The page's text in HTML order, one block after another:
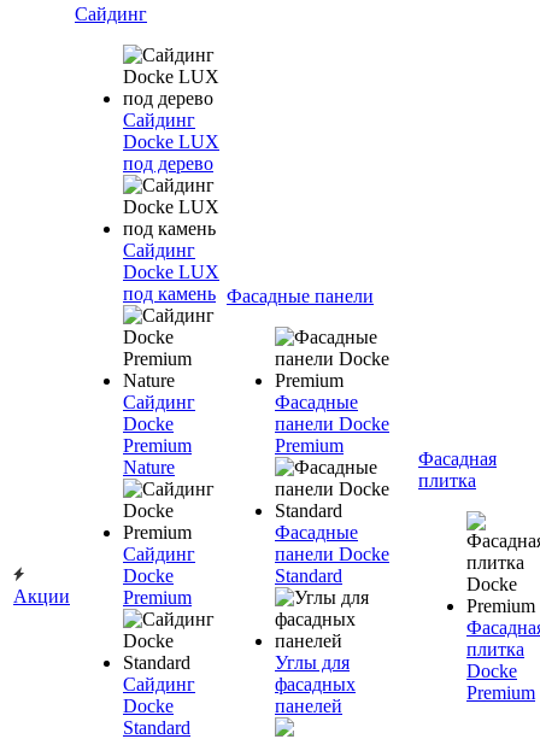
Акции
Сайдинг
Сайдинг
Docke LUX
под дерево
Сайдинг
Docke LUX
под камень
Сайдинг
Docke
Premium
Nature
Сайдинг
Docke
Premium
Сайдинг
Docke
Standard
Фасадные панели
Фасадные
панели Docke
Premium
Фасадные
панели Docke
Standard
Углы для
фасадных
панелей
Фасадная
плитка
плитка
Docke
Premium